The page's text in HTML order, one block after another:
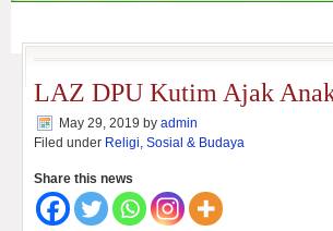
LAZ DPU Kutim Ajak
May 29, 2019 by admin
Filed under Religi, Sosial & Budaya
Share this news